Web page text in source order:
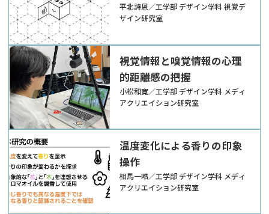
通の可能性
平北詩恩／工学部 デザイン学科 視覚デ
ザイン研究室
視覚情報と嗅覚情報の心理
的距離感の把握
小松和寛／工学部 デザイン学科 メディ
アクリエイション研究室
温度変化による香りの印象
操作
相馬一晧／工学部 デザイン学科 メディ
アクリエイション研究室